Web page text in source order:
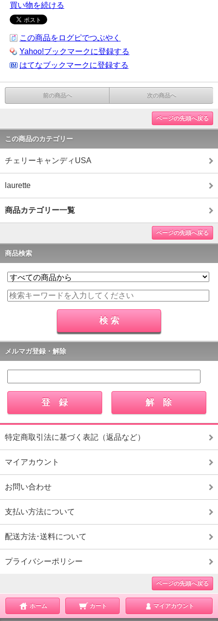
買い物を続ける
この商品をログピでつぶやく
Yahoo!ブックマークに登録する
はてなブックマークに登録する
前の商品へ 次の商品へ
ページの先頭へ戻る
この商品のカテゴリー
チェリーキャンディUSA
laurette
商品カテゴリー一覧
ページの先頭へ戻る
商品検索
メルマガ登録・解除
特定商取引法に基づく表記（返品など）
マイアカウント
お問い合わせ
支払い方法について
配送方法･送料について
プライバシーポリシー
ページの先頭へ戻る
ホーム カート マイアカウント